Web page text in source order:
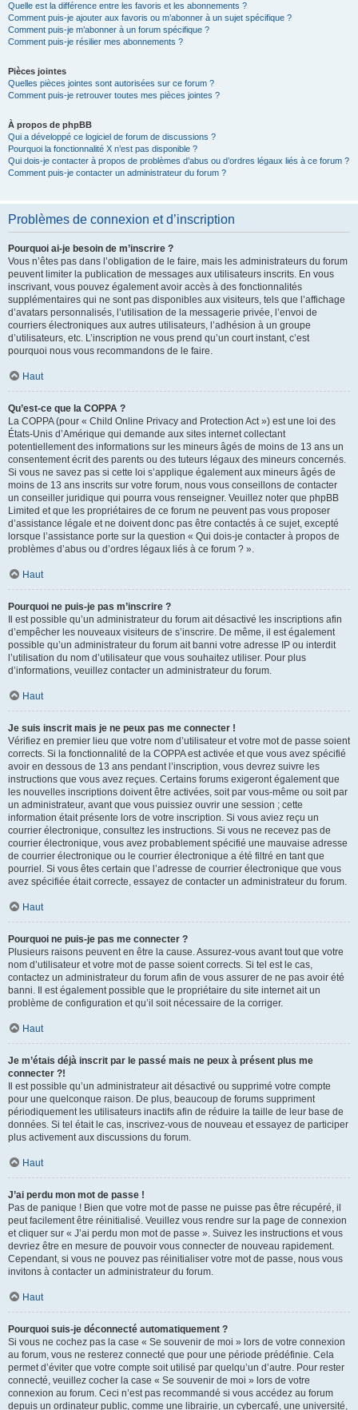
Quelle est la différence entre les favoris et les abonnements ?
Comment puis-je ajouter aux favoris ou m’abonner à un sujet spécifique ?
Comment puis-je m’abonner à un forum spécifique ?
Comment puis-je résilier mes abonnements ?
Pièces jointes
Quelles pièces jointes sont autorisées sur ce forum ?
Comment puis-je retrouver toutes mes pièces jointes ?
À propos de phpBB
Qui a développé ce logiciel de forum de discussions ?
Pourquoi la fonctionnalité X n’est pas disponible ?
Qui dois-je contacter à propos de problèmes d’abus ou d’ordres légaux liés à ce forum ?
Comment puis-je contacter un administrateur du forum ?
Problèmes de connexion et d’inscription
Pourquoi ai-je besoin de m’inscrire ?
Vous n’êtes pas dans l’obligation de le faire, mais les administrateurs du forum
peuvent limiter la publication de messages aux utilisateurs inscrits. En vous
inscrivant, vous pouvez également avoir accès à des fonctionnalités
supplémentaires qui ne sont pas disponibles aux visiteurs, tels que l’affichage
d’avatars personnalisés, l’utilisation de la messagerie privée, l’envoi de
courriers électroniques aux autres utilisateurs, l’adhésion à un groupe
d’utilisateurs, etc. L’inscription ne vous prend qu’un court instant, c’est
pourquoi nous vous recommandons de le faire.
Haut
Qu’est-ce que la COPPA ?
La COPPA (pour « Child Online Privacy and Protection Act ») est une loi des
États-Unis d’Amérique qui demande aux sites internet collectant
potentiellement des informations sur les mineurs âgés de moins de 13 ans un
consentement écrit des parents ou des tuteurs légaux des mineurs concernés.
Si vous ne savez pas si cette loi s’applique également aux mineurs âgés de
moins de 13 ans inscrits sur votre forum, nous vous conseillons de contacter
un conseiller juridique qui pourra vous renseigner. Veuillez noter que phpBB
Limited et que les propriétaires de ce forum ne peuvent pas vous proposer
d’assistance légale et ne doivent donc pas être contactés à ce sujet, excepté
lorsque l’assistance porte sur la question « Qui dois-je contacter à propos de
problèmes d’abus ou d’ordres légaux liés à ce forum ? ».
Haut
Pourquoi ne puis-je pas m’inscrire ?
Il est possible qu’un administrateur du forum ait désactivé les inscriptions afin
d’empêcher les nouveaux visiteurs de s’inscrire. De même, il est également
possible qu’un administrateur du forum ait banni votre adresse IP ou interdit
l’utilisation du nom d’utilisateur que vous souhaitez utiliser. Pour plus
d’informations, veuillez contacter un administrateur du forum.
Haut
Je suis inscrit mais je ne peux pas me connecter !
Vérifiez en premier lieu que votre nom d’utilisateur et votre mot de passe soient
corrects. Si la fonctionnalité de la COPPA est activée et que vous avez spécifié
avoir en dessous de 13 ans pendant l’inscription, vous devrez suivre les
instructions que vous avez reçues. Certains forums exigeront également que
les nouvelles inscriptions doivent être activées, soit par vous-même ou soit par
un administrateur, avant que vous puissiez ouvrir une session ; cette
information était présente lors de votre inscription. Si vous aviez reçu un
courrier électronique, consultez les instructions. Si vous ne recevez pas de
courrier électronique, vous avez probablement spécifié une mauvaise adresse
de courrier électronique ou le courrier électronique a été filtré en tant que
pourriel. Si vous êtes certain que l’adresse de courrier électronique que vous
avez spécifiée était correcte, essayez de contacter un administrateur du forum.
Haut
Pourquoi ne puis-je pas me connecter ?
Plusieurs raisons peuvent en être la cause. Assurez-vous avant tout que votre
nom d’utilisateur et votre mot de passe soient corrects. Si tel est le cas,
contactez un administrateur du forum afin de vous assurer de ne pas avoir été
banni. Il est également possible que le propriétaire du site internet ait un
problème de configuration et qu’il soit nécessaire de la corriger.
Haut
Je m’étais déjà inscrit par le passé mais ne peux à présent plus me
connecter ?!
Il est possible qu’un administrateur ait désactivé ou supprimé votre compte
pour une quelconque raison. De plus, beaucoup de forums suppriment
périodiquement les utilisateurs inactifs afin de réduire la taille de leur base de
données. Si tel était le cas, inscrivez-vous de nouveau et essayez de participer
plus activement aux discussions du forum.
Haut
J’ai perdu mon mot de passe !
Pas de panique ! Bien que votre mot de passe ne puisse pas être récupéré, il
peut facilement être réinitialisé. Veuillez vous rendre sur la page de connexion
et cliquer sur « J’ai perdu mon mot de passe ». Suivez les instructions et vous
devriez être en mesure de pouvoir vous connecter de nouveau rapidement.
Cependant, si vous ne pouvez pas réinitialiser votre mot de passe, nous vous
invitons à contacter un administrateur du forum.
Haut
Pourquoi suis-je déconnecté automatiquement ?
Si vous ne cochez pas la case « Se souvenir de moi » lors de votre connexion
au forum, vous ne resterez connecté que pour une période prédéfinie. Cela
permet d’éviter que votre compte soit utilisé par quelqu’un d’autre. Pour rester
connecté, veuillez cocher la case « Se souvenir de moi » lors de votre
connexion au forum. Ceci n’est pas recommandé si vous accédez au forum
depuis un ordinateur public, comme une librairie, un cybercafé, une université,